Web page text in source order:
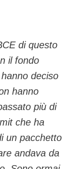
di questo
il fondo
deciso
hanno
più di
che ha
un pacchetto
andava da